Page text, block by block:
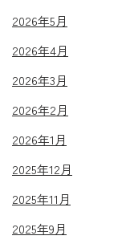
2026年5月
2026年4月
2026年3月
2026年2月
2026年1月
2025年12月
2025年11月
2025年9月